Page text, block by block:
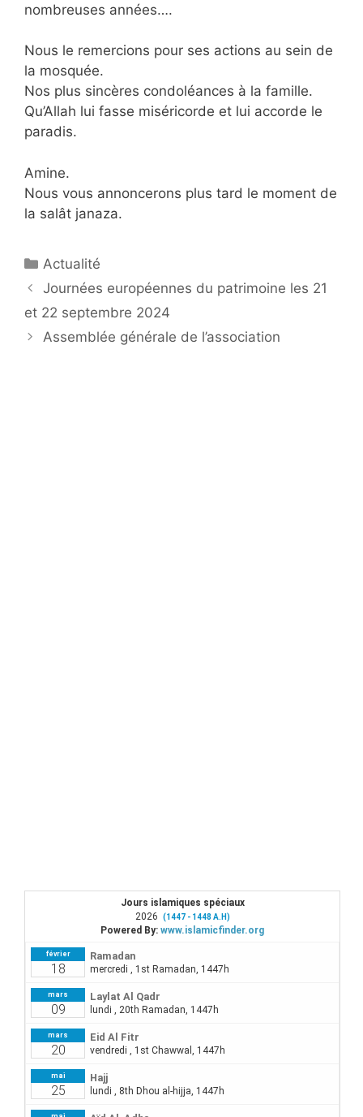
nombreuses années….
Nous le remercions pour ses actions au sein de
la mosquée.
Nos plus sincères condoléances à la famille.
Qu’Allah lui fasse miséricorde et lui accorde le
paradis.
Amine.
Nous vous annoncerons plus tard le moment de
la salât janaza.
Catégories
Actualité
Navigation
des
Journées européennes du patrimoine les 21
et 22 septembre 2024
Assemblée générale de l’association